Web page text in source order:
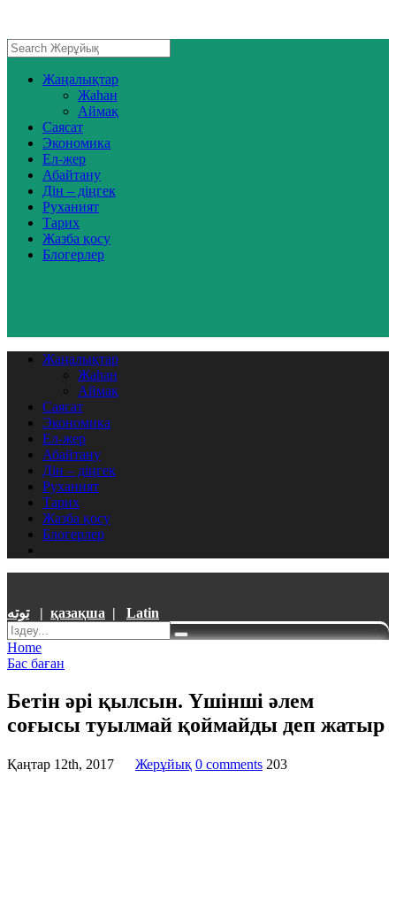
Жаңалықтар
Жаһан
Аймақ
Саясат
Экономика
Ел-жер
Абайтану
Дін – діңгек
Руханият
Тарих
Жазба қосу
Блогерлер
Жаңалықтар
Жаһан
Аймақ
Саясат
Экономика
Ел-жер
Абайтану
Дін – діңгек
Руханият
Тарих
Жазба қосу
Блогерлер
توتە| қазақша | Latin
Home
Бас баған
Бетін әрі қылсын. Үшінші әлем
соғысы туылмай қоймайды деп жатыр
Қаңтар 12th, 2017 Жерұйық 0 comments 203